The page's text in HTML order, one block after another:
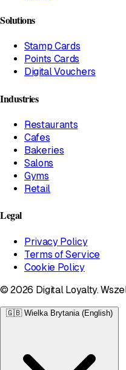
Solutions
Stamp Cards
Points Cards
Digital Vouchers
Industries
Restaurants
Cafes
Bakeries
Salons
Gyms
Retail
Legal
Privacy Policy
Terms of Service
Cookie Policy
© 2026 Digital Loyalty.
🇬🇧 Wielka Brytania (English)